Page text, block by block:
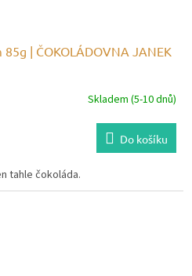
| ČOKOLÁDOVNA JANEK
Skladem (5-10 dnů)
Do košíku
tahle čokoláda.